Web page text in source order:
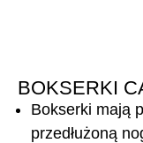
BOKSERKI
Bokserki mają
przedłużoną